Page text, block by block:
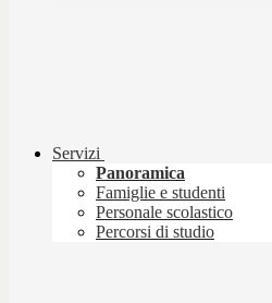
Servizi
Panoramica
Famiglie e studenti
Personale scolastico
Percorsi di studio